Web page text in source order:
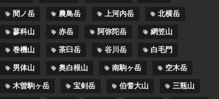
間ノ岳 農鳥岳 上河内岳 北横岳
蓼科山 赤岳 阿弥陀岳 網笠山
巻機山 茶臼岳 谷川岳 白毛門
男体山 奥白根山 南駒ヶ岳 空木岳
木曽駒ヶ岳 宝剣岳 伯耆大山 三瓶山